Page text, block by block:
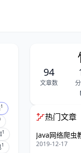
1
1
1
94
文章数
热门文章
Java网络爬虫
2019-12-17